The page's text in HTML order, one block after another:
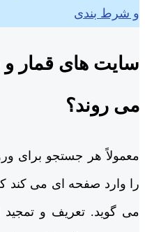
و شرط بندی
سایت های قمار
می روند؟
معمولاً هر جستجو برای
را وارد صفحه ای می کند
می گوید. تعریف و تمجید